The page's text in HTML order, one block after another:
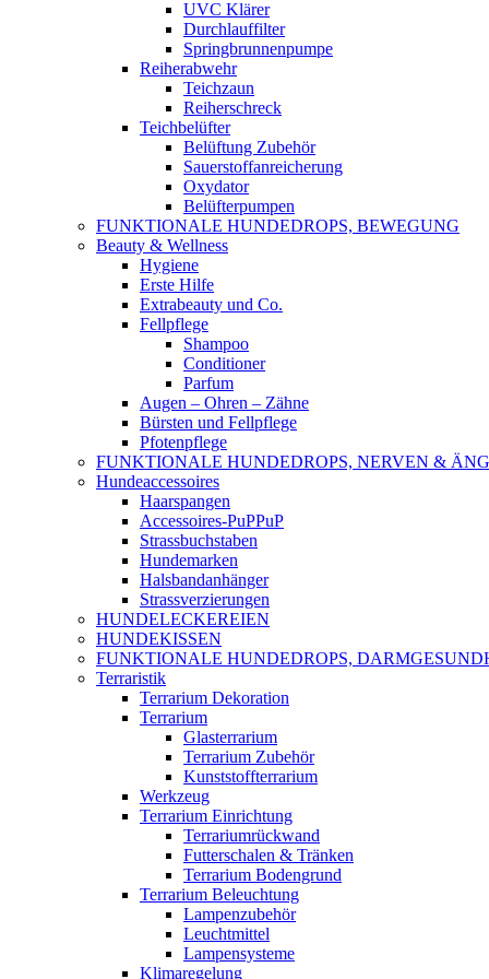
UVC Klärer
Durchlauffilter
Springbrunnenpumpe
Reiherabwehr
Teichzaun
Reiherschreck
Teichbelüfter
Belüftung Zubehör
Sauerstoffanreicherung
Oxydator
Belüfterpumpen
FUNKTIONALE HUNDEDROPS, BEWEGUNG
Beauty & Wellness
Hygiene
Erste Hilfe
Extrabeauty und Co.
Fellpflege
Shampoo
Conditioner
Parfum
Augen – Ohren – Zähne
Bürsten und Fellpflege
Pfotenpflege
FUNKTIONALE HUNDEDROPS, NERVEN &
Hundeaccessoires
Haarspangen
Accessoires-PuPPuP
Strassbuchstaben
Hundemarken
Halsbandanhänger
Strassverzierungen
HUNDELECKEREIEN
HUNDEKISSEN
FUNKTIONALE HUNDEDROPS,
Terraristik
Terrarium Dekoration
Terrarium
Glasterrarium
Terrarium Zubehör
Kunststoffterrarium
Werkzeug
Terrarium Einrichtung
Terrariumrückwand
Futterschalen & Tränken
Terrarium Bodengrund
Terrarium Beleuchtung
Lampenzubehör
Leuchtmittel
Lampensysteme
Klimaregelung